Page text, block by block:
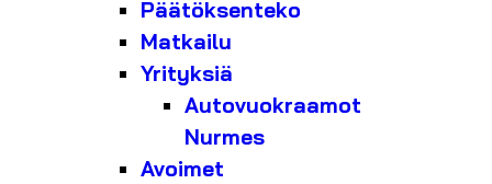
Päätöksenteko
Matkailu
Yrityksiä
Autovuokraamot
Nurmes
Avoimet